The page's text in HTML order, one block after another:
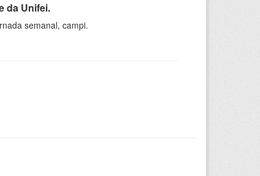
da Unifei.
semanal, campi.